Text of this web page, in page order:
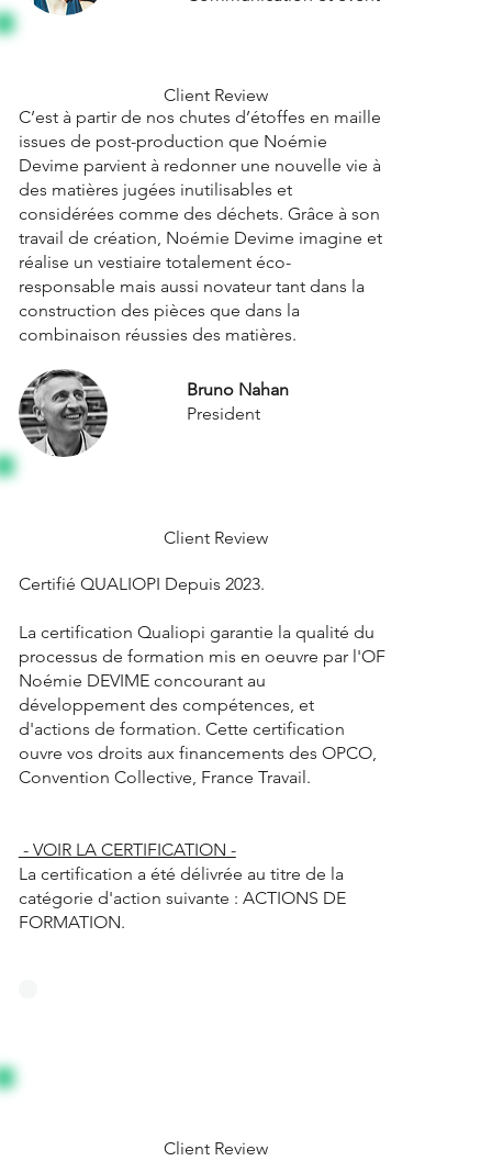
Client Review
C’est à partir de nos chutes d’étoffes en maille
issues de post-production que Noémie
Devime parvient à redonner une nouvelle vie à
des matières jugées inutilisables et
considérées comme des déchets. Grâce à son
travail de création, Noémie Devime imagine et
réalise un vestiaire totalement éco-
responsable mais aussi novateur tant dans la
construction des pièces que dans la
combinaison réussies des matières.
Bruno Nahan
President
Client Review
Certifié QUALIOPI Depuis 2023.
La certification Qualiopi garantie la qualité du
processus de formation mis en oeuvre par l'OF
Noémie DEVIME concourant au
développement des compétences, et
d'actions de formation. Cette certification
ouvre vos droits aux financements des OPCO,
Convention Collective, France Travail.
- VOIR LA CERTIFICATION -
La certification a été délivrée au titre de la
catégorie d'action suivante : ACTIONS DE
FORMATION.
Client Review